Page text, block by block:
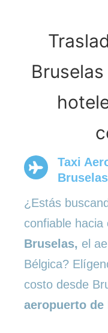
Taxi
¿Estás
confiable hacia
Bruselas, el
Bélgica?
costo desde
aeropuerto de